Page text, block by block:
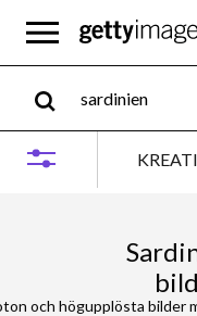
och högupplösta bilder